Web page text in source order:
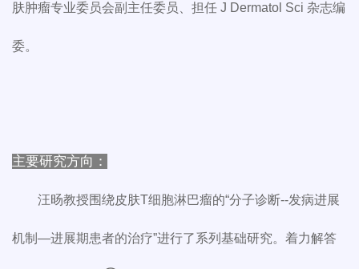
肤肿瘤专业委员会副主任委员、担任 J Dermatol Sci 杂志编
委。
主要研究方向：
汪旸教授围绕皮肤T细胞淋巴瘤的“分子诊断--发病进展
机制—进展期患者的治疗”进行了系列基础研究。着力解答